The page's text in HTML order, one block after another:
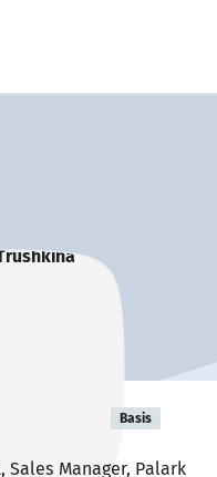
Basis
Sales Manager, Palark